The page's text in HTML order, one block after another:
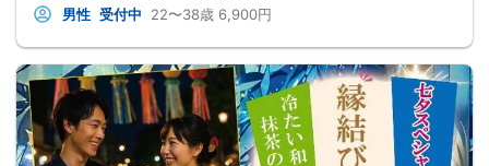
男性 受付中 22〜38歳 6,900円